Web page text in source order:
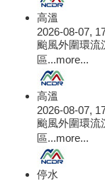
高溫
2026-08-07,
颱風外圍環流
區...more...
高溫
2026-08-07,
颱風外圍環流
區...more...
停水